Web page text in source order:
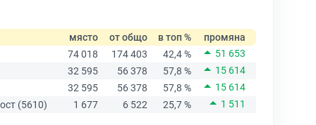
място от общо в топ %
промяна
74 018
174 403 42,4 %
51 653
32 595
56 378 57,8 %
15 614
32 595
56 378 57,8 %
15 614
(5610)
1 677 6 522 25,7 % 1 511